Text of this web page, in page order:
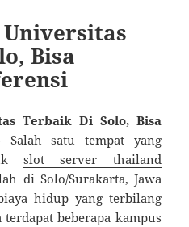
Bisa
Terbaik Di Solo, Bisa
Salah satu tempat yang
slot server thailand
di Solo/Surakarta, Jawa
hidup yang terbilang
beberapa kampus